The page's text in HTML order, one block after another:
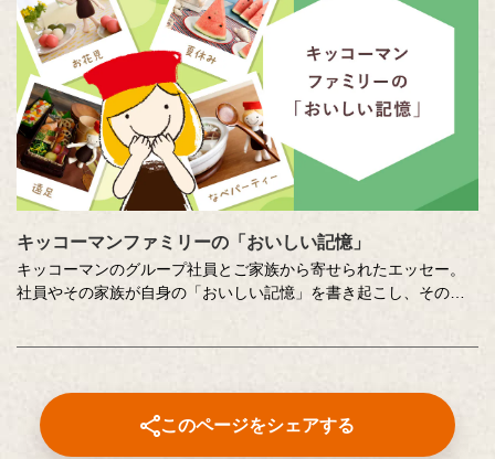
キッコーマンファミリーの「おいしい記憶」
キッコーマンのグループ社員とご家族から寄せられたエッセー。
社員やその家族が自身の「おいしい記憶」を書き起こし、そのた
このページをシェアする